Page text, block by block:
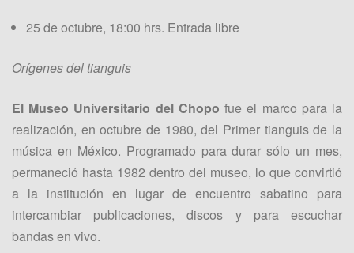
25 de octubre, 18:00 hrs. Entrada libre
Orígenes del tianguis
El Museo Universitario del Chopo fue el marco para la
realización, en octubre de 1980, del Primer tianguis de la
música en México. Programado para durar sólo un mes,
permaneció hasta 1982 dentro del museo, lo que convirtió
a la institución en lugar de encuentro sabatino para
intercambiar publicaciones, discos y para escuchar
bandas en vivo.